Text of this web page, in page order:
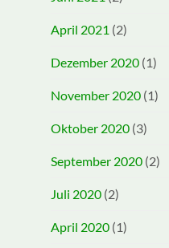
April 2021 (2)
Dezember 2020 (1)
November 2020 (1)
Oktober 2020 (3)
September 2020 (2)
Juli 2020 (2)
April 2020 (1)